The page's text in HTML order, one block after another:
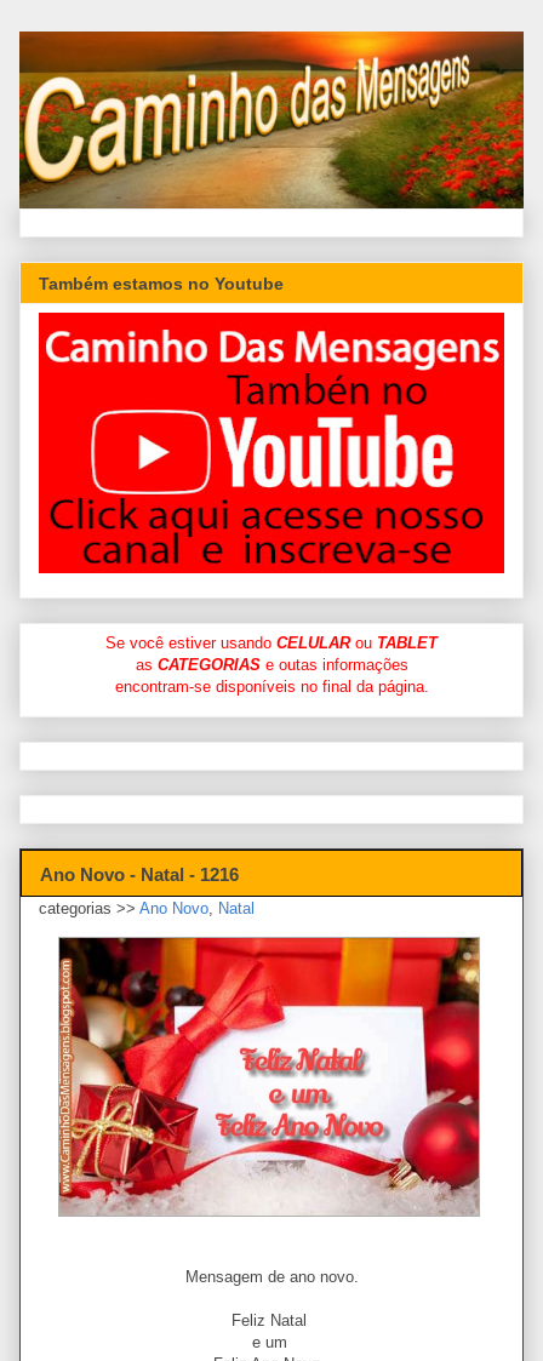
Também estamos no Youtube
Se você estiver usando CELULARou TABLET
as CATEGORIASe outas informações
encontram-se disponíveis no final da página.
Ano Novo - Natal - 1216
categorias >> Ano Novo, Natal
Mensagem de ano novo.
Feliz Natal
e um